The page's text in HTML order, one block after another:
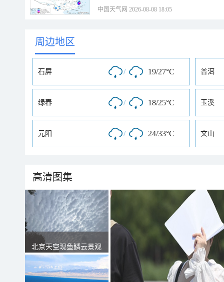
中国天气网 2026-08-08 18:05
周边地区
石屏 / 19/27°C 普洱
绿春 / 18/25°C 玉溪
元阳 / 24/33°C 文山
高清图集
北京天空现鱼鳞云景观